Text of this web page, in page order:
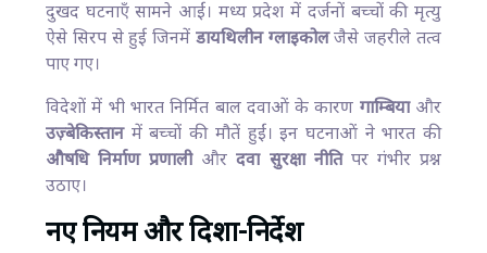
दुखद घटनाएँ सामने आईं। मध्य प्रदेश में दर्जनों बच्चों की मृत्यु
ऐसे सिरप से हुई जिनमें डायथिलीन ग्लाइकोलजैसे जहरीले तत्व
पाए गए।
विदेशों में भी भारत निर्मित बाल दवाओं के कारण गाम्बियाऔर
उज़्बेकिस्तानमें बच्चों की मौतें हुईं। इन घटनाओं ने भारत की
औषधि निर्माण प्रणालीऔरदवा सुरक्षा नीतिपर गंभीर प्रश्न
उठाए।
नए नियम और दिशा-निर्देश